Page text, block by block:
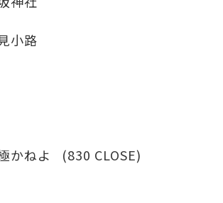
小路
かねよ (830 CLOSE)